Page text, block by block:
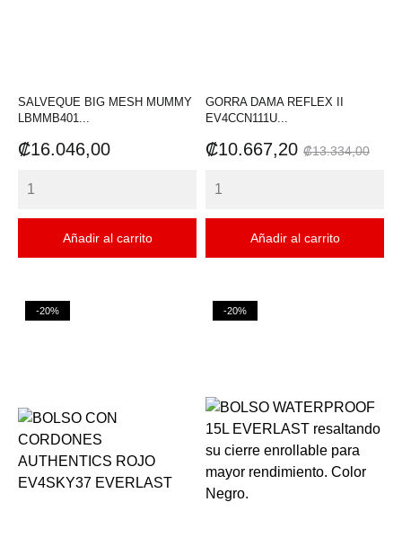
SALVEQUE BIG MESH MUMMY
LBMMB401...
Precio
₡16.046,00
Añadir al carrito
GORRA DAMA REFLEX II
EV4CCN111U...
Precio
₡10.667,20 Precio
₡13.334,00
Añadir al carrito
-20% -20%